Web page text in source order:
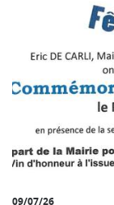
09/07/26